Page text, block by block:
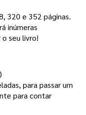
inúmeras
seu livro!
para passar um
para contar